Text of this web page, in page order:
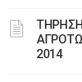
ΤΗΡΗΣΗ
2014